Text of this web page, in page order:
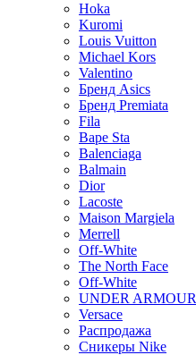
Hoka
Kuromi
Louis Vuitton
Michael Kors
Valentino
Бренд Asics
Бренд Premiata
Fila
Bape Sta
Balenciaga
Balmain
Dior
Lacoste
Maison Margiela
Merrell
Off-White
The North Face
Off-White
UNDER ARMOUR
Versace
Распродажа
Сникеры Nike